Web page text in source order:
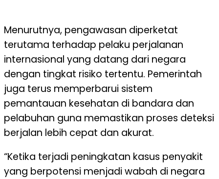
Menurutnya, pengawasan diperketat
terutama terhadap pelaku perjalanan
internasional yang datang dari negara
dengan tingkat risiko tertentu. Pemerintah
juga terus memperbarui sistem
pemantauan kesehatan di bandara dan
pelabuhan guna memastikan proses deteksi
berjalan lebih cepat dan akurat.
“Ketika terjadi peningkatan kasus penyakit
yang berpotensi menjadi wabah di negara